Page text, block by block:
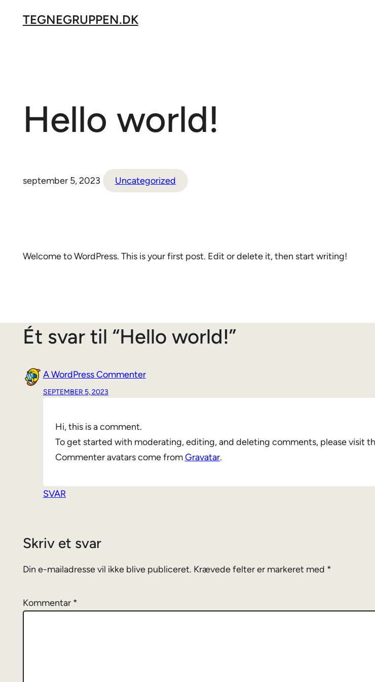
TEGNEGRUPPEN.DK
Hello world!
september 5, 2023 Uncategorized
Welcome to WordPress. This is your first post. Edit or delete it, then start writing!
Ét svar til “Hello world!”
A WordPress Commenter
SEPTEMBER 5, 2023
Hi, this is a comment.
To get started with moderating, editing, and deleting comments, please visit
Commenter avatars come fromGravatar.
SVAR
Skriv et svar
Din e-mailadresse vil ikke blive publiceret. Krævede felter er markeret med *
Kommentar *